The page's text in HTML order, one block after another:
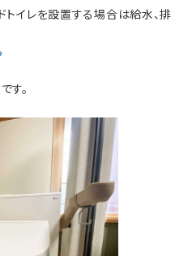
トイレを設置する場合は給水、排
す。